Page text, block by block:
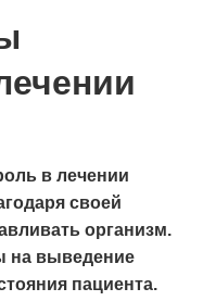
в лечении
своей
организм.
на выведение
пациента.